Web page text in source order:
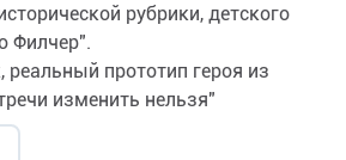
рубрики, детского
Филчер".
прототип героя из
изменить нельзя"